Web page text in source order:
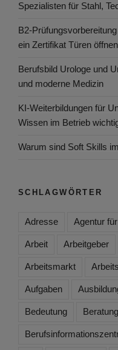
Spezialisten für Stahl,
B2-
ein Zertifikat Türen
Berufsbild Urologe und
und moderne Medizin
KI-Weiterbildungen für
Wissen im Betrieb
Warum sind Soft Skills
SCHLAGWÖRTER
Adresse Agentur
Arbeit Arbeitgeber
Arbeitsmarkt
Aufgaben
Bedeutung Beratung